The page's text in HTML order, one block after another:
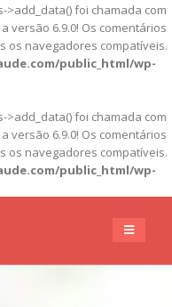
>add_data() foi chamada com
versão 6.9.0! Os comentários
os navegadores compatíveis.
public_html/wp-
>add_data() foi chamada com
versão 6.9.0! Os comentários
os navegadores compatíveis.
public_html/wp-